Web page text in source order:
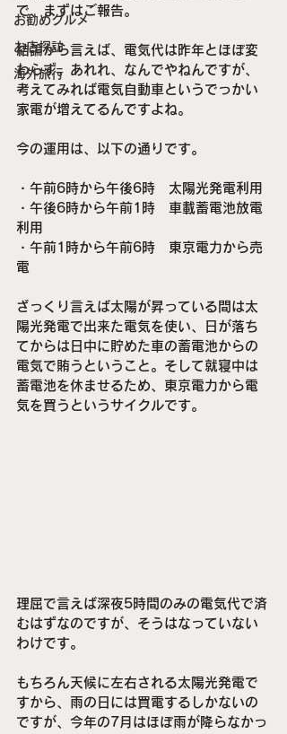
お勧めグルメ
お店探訪
海外旅行
で、まずはご報告。
結論から言えば、電気代は昨年とほぼ変
わらず。あれれ、なんでやねんですが、
考えてみれば電気自動車というでっかい
家電が増えてるんですよね。
今の運用は、以下の通りです。
・午前6時から午後6時　太陽光発電利用
・午後6時から午前1時　車載蓄電池放電
利用
・午前1時から午前6時　東京電力から売
電
ざっくり言えば太陽が昇っている間は太
陽光発電で出来た電気を使い、日が落ち
てからは日中に貯めた車の蓄電池からの
電気で賄うということ。そして就寝中は
蓄電池を休ませるため、東京電力から電
気を買うというサイクルです。
理屈で言えば深夜5時間のみの電気代で済
むはずなのですが、そうはなっていない
わけです。
もちろん天候に左右される太陽光発電で
すから、雨の日には買電するしかないの
ですが、今年の7月はほぼ雨が降らなかっ